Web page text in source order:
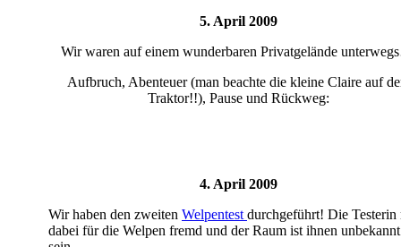
5. April 2009
Wir waren auf einem wunderbaren Privatgelände
Aufbruch, Abenteuer (man beachte die kleine Claire auf
Traktor!!), Pause und Rückweg:
4. April 2009
Wir haben den zweiten Welpentest durchgeführt! Die Testerin
dabei für die Welpen fremd und der Raum ist ihnen unbekannt